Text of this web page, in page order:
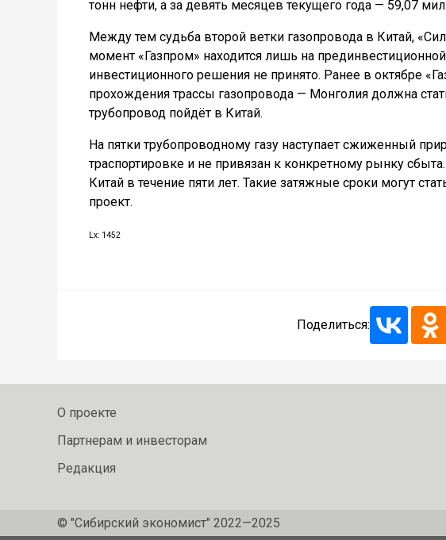
тонн нефти, а за девять месяцев текущего года — 59,07
Между тем судьба второй ветки газопровода в Китай,
момент «Газпром» находится лишь на
инвестиционного решения не принято. Ранее в октябре
прохождения трассы газопровода — Монголия должна
трубопровод пойдёт в Китай.
На пятки трубопроводному газу наступает сжиженный
траспортировке и не привязан к конкретному рынку
Китай в течение пяти лет. Такие затяжные сроки могут
проект.
Lx: 1452
Поделиться:
О проекте
Партнерам и инвесторам
Редакция
© "Сибирский экономист" 2022—2025